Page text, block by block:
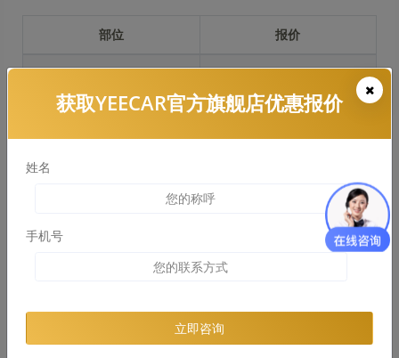
部位 报价
前保险杠 ￥3668.00
引擎盖 ￥4620.00
车顶 ￥3688.00
获取YEECAR官方旗舰店优惠报价
姓名
手机号
立即咨询